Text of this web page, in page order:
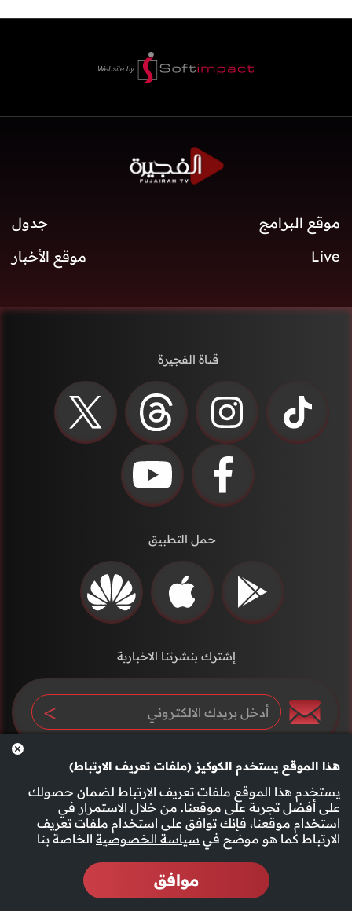
هذا الموقع يستخدم الكوكيز (ملفات تعريف الارتباط)
يستخدم هذا الموقع ملفات تعريف الارتباط لضمان حصولك
على أفضل تجربة على موقعنا. من خلال الاستمرار في
استخدام موقعنا، فإنك توافق على استخدام ملفات تعريف
الارتباط كما هو موضح في سياسة الخصوصية الخاصة بنا
موافق
موقع البرامج
جدول
Live
موقع الأخبار
قناة الفجيرة
حمل التطبيق
إشترك بنشرتنا الاخبارية
سياسة الخصوصية الأحكام والشروط